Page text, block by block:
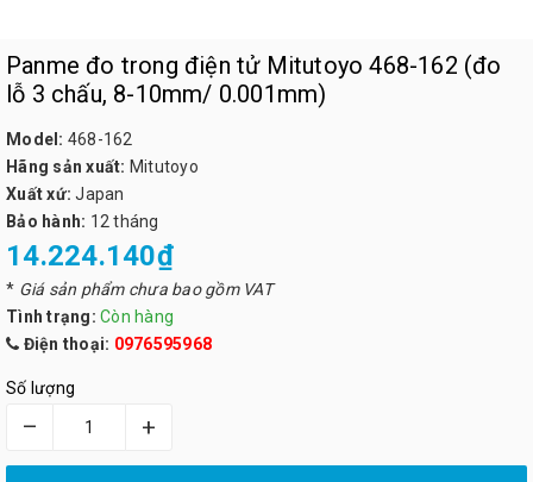
Panme đo trong điện tử Mitutoyo 468-162 (đo
lỗ 3 chấu, 8-10mm/ 0.001mm)
Model: 468-162
Hãng sản xuất: Mitutoyo
Xuất xứ: Japan
Bảo hành: 12 tháng
14.224.140₫
* Giá sản phẩm chưa bao gồm VAT
Tình trạng: Còn hàng
Điện thoại: 0976595968
Số lượng
– +